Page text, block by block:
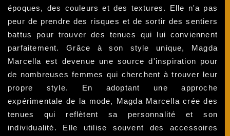
époques, des couleurs et des textures. Elle n'a pas
peur de prendre des risques et de sortir des sentiers
battus pour trouver des tenues qui lui conviennent
parfaitement. Grâce à son style unique, Magda
Marcella est devenue une source d'inspiration pour
de nombreuses femmes qui cherchent à trouver leur
propre style. En adoptant une approche
expérimentale de la mode, Magda Marcella crée des
tenues qui reflètent sa personnalité et son
individualité. Elle utilise souvent des accessoires